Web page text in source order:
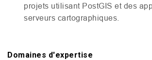
projets utilisant PostGIS et des
serveurs cartographiques.
Domaines d'expertise